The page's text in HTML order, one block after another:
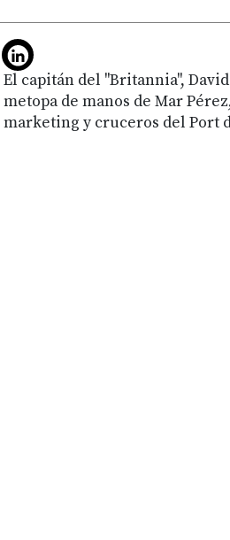
El capitán del "Britannia",
metopa de manos de Mar
marketing y cruceros del Port